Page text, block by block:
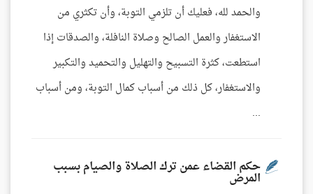
والحمد لله، فعليك أن تلزمي التوبة، وأن تكثري من
الاستغفار والعمل الصالح وصلاة النافلة، والصدقات إذا
استطعت، كثرة التسبيح والتهليل والتحميد والتكبير
والاستغفار، كل ذلك من أسباب كمال التوبة، ومن أسباب
...
حكم القضاء عمن ترك الصلاة والصيام بسبب
المرض